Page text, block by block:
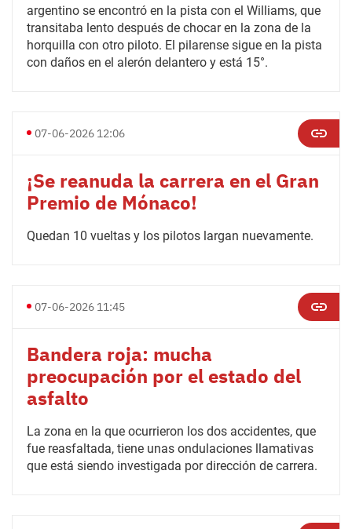
argentino se encontró en la pista con el Williams, que
transitaba lento después de chocar en la zona de la
horquilla con otro piloto. El pilarense sigue en la pista
con daños en el alerón delantero y está 15°.
07-06-2026 12:06
¡Se reanuda la carrera en el Gran
Premio de Mónaco!
Quedan 10 vueltas y los pilotos largan nuevamente.
07-06-2026 11:45
Bandera roja: mucha
preocupación por el estado del
asfalto
La zona en la que ocurrieron los dos accidentes, que
fue reasfaltada, tiene unas ondulaciones llamativas
que está siendo investigada por dirección de carrera.